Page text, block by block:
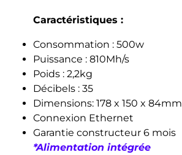
Caractéristiques :
Consommation : 500w
Puissance : 810Mh/s
Poids : 2,2kg
Décibels : 35
Dimensions: 178 x 150 x 84mm
Connexion Ethernet
Garantie constructeur 6 mois
*Alimentation intégrée